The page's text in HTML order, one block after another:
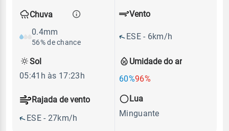
Chuva
0.4mm
56% de chance
Umidade do ar
60%96%
Vento
ESE - 6km/h
Rajada de vento
ESE - 27km/h
Sol
05:41h às 17:23h
Lua
Minguante